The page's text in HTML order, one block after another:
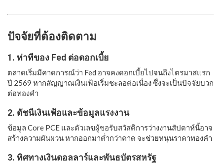
ปัจจัยที่ต้องติดตาม
1. ท่าทีของ Fed ต่อดอกเบี้ย
ตลาดเริ่มมีคาดการณ์ว่า Fed อาจคงดอกเบี้ยไปจนถึงไตรมาสแรก
ปี 2569 หากสัญญาณเงินเฟ้อเริ่มชะลอต่อเนื่อง ซึ่งจะเป็นปัจจัยบวก
ต่อทองคำ
2. ดัชนีเงินเฟ้อและข้อมูลแรงงาน
ข้อมูล Core PCE และตัวเลขผู้ขอรับสวัสดิการว่างงานสัปดาห์นี้อาจ
สร้างความผันผวน หากออกมาต่ำกว่าคาด จะช่วยหนุนราคาทองคำ
3. ทิศทางเงินดอลลาร์และพันธบัตรสหรัฐ